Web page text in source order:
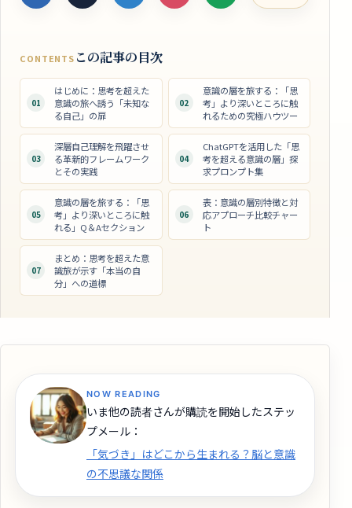
CONTENTS この記事の目次
01
はじめに：思考を超えた
意識の旅へ誘う「未知な
る自己」の扉
02
意識の層を旅する：「思
考」より深いところに触
れるための究極ハウツー
03
深層自己理解を飛躍させ
る革新的フレームワーク
とその実践
04
ChatGPTを活用した「思
考を超える意識の層」探
求プロンプト集
05
意識の層を旅する：「思
考」より深いところに触
れる」Q＆Aセクション
06
表：意識の層別特徴と対
応アプローチ比較チャー
ト
07
まとめ：思考を超えた意
識旅が示す「本当の自
分」への道標
NOW READING
いま他の読者さんが購読を開始したステッ
プメール：
「気づき」はどこから生まれる？脳と意識
の不思議な関係